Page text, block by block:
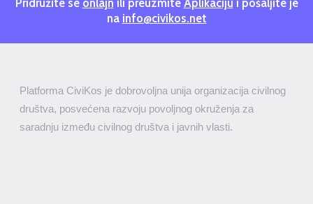
na info@civikos.net
Platforma CiviKos je dobrovoljna unija organizacija civilnog
društva, posvećena razvoju povoljnog okruženja za
saradnju između civilnog društva i javnih vlasti.